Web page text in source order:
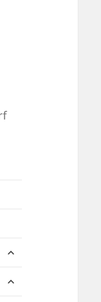
untermenü
untermenü